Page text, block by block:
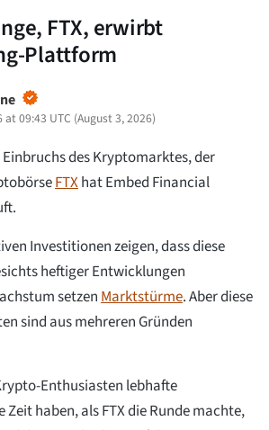
FTX, erwirbt
Plattform
at 09:43 UTC (August 3, 2026)
des Kryptomarktes, der
FTXhat Embed Financial
Investitionen zeigen, dass diese
heftiger Entwicklungen
setzenMarktstürme. Aber diese
sind aus mehreren Gründen
Enthusiasten lebhafte
Zeit haben, als FTX die Runde machte,